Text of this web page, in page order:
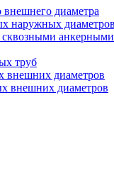
диаметра
наружных диаметров
труб
внешних диаметров
внешних диаметров